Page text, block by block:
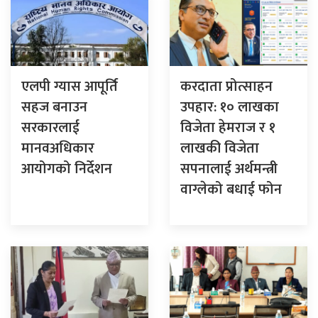
एलपी ग्यास आपूर्ति
सहज बनाउन
सरकारलाई
मानवअधिकार
आयोगको निर्देशन
करदाता प्रोत्साहन
उपहार: १० लाखका
विजेता हेमराज र १
लाखकी विजेता
सपनालाई अर्थमन्त्री
वाग्लेको बधाई फोन